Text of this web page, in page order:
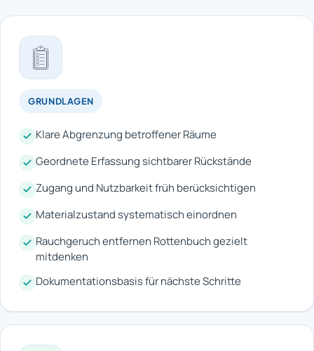
GRUNDLAGEN
Klare Abgrenzung betroffener Räume
Geordnete Erfassung sichtbarer Rückstände
Zugang und Nutzbarkeit früh berücksichtigen
Materialzustand systematisch einordnen
Rauchgeruch entfernen Rottenbuch gezielt
mitdenken
Dokumentationsbasis für nächste Schritte